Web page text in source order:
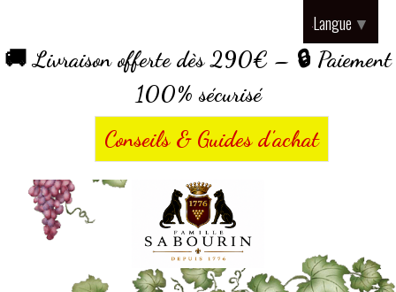
🚚 Livraison offerte dès 290€ – 🔒 Paiement
100% sécurisé
Conseils & Guides d’achat
Langue ▼